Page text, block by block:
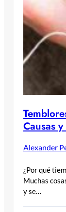
Causas
Alexander
¿Por qué
Muchas
y se…